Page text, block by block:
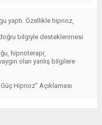
yaptı. Özellikle hipnoz,
bilgiyle desteklenmesi
, hipnoterapi,
olan yanlış bilgilere
Hipnoz” Açıklaması